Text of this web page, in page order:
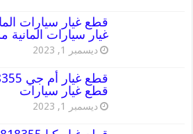
غيار سيارات المانية
ديسمبر 1, 2023
قطع غيار سيارات
ديسمبر 1, 2023